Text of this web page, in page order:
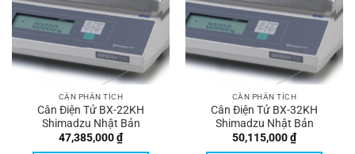
CÂN PHÂN TÍCH
Cân Điện Tử BX-22KH
Shimadzu Nhật Bản
47,385,000₫
CÂN PHÂN TÍCH
Cân Điện Tử BX-32KH
Shimadzu Nhật Bản
50,115,000₫